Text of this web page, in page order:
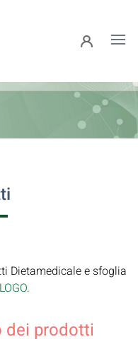
Dietamedicale e sfoglia
.
dei prodotti